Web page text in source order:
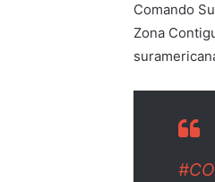
Comando
Zona